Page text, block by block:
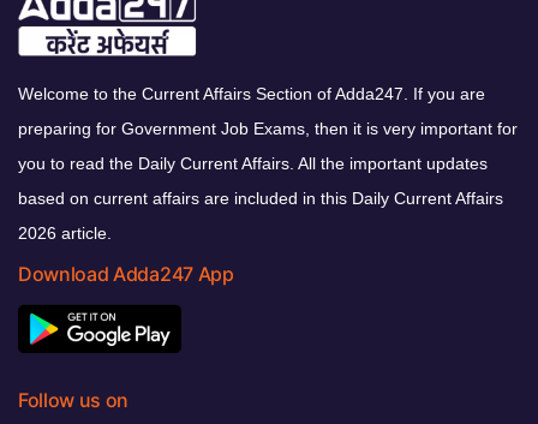
Welcome to the Current Affairs Section of Adda247. If you are
preparing for Government Job Exams, then it is very important for
you to read the Daily Current Affairs. All the important updates
based on current affairs are included in this Daily Current Affairs
2026 article.
Download Adda247 App
Follow us on